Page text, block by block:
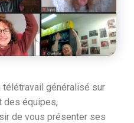
généralisé sur
des équipes,
de vous présenter ses